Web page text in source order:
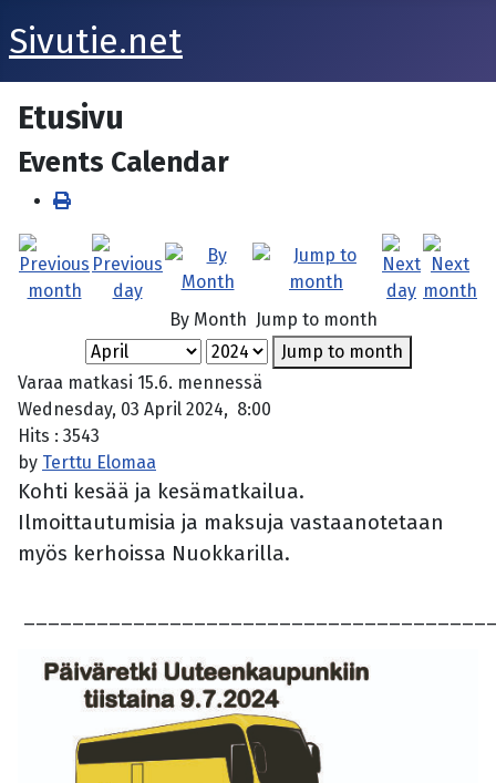
Sivutie.net
Etusivu
Events Calendar
By Month Jump to month
Jump to month
Varaa matkasi 15.6. mennessä
Wednesday, 03 April 2024, 8:00
Hits : 3543
by Terttu Elomaa
Kohti kesää ja kesämatkailua.
Ilmoittautumisia ja maksuja vastaanotetaan
myös kerhoissa Nuokkarilla.